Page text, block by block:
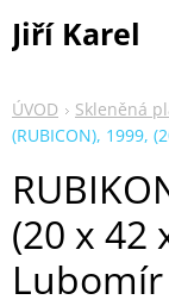
Jiří Karel
ÚVOD Skleněná
(RUBICON), 1999,
(20 x 42